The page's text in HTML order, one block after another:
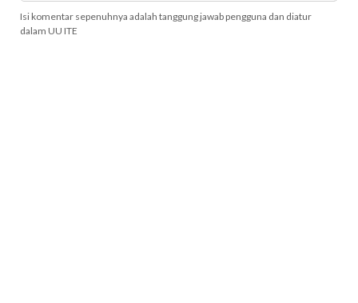
Isi komentar sepenuhnya adalah tanggung jawab pengguna dan diatur
dalam UU ITE